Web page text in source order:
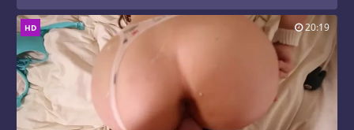
HD 20:19